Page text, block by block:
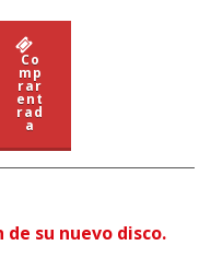
Co
mp
rar
ent
rad
a
su nuevo disco.